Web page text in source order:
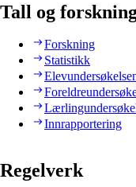
Tall og
Forskning
Statistikk
Innrapportering
Regelverk